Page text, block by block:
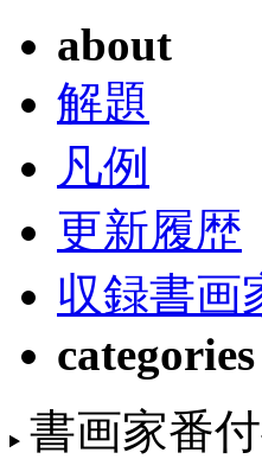
about
解題
凡例
更新履歴
収録書画
categories
書画家番